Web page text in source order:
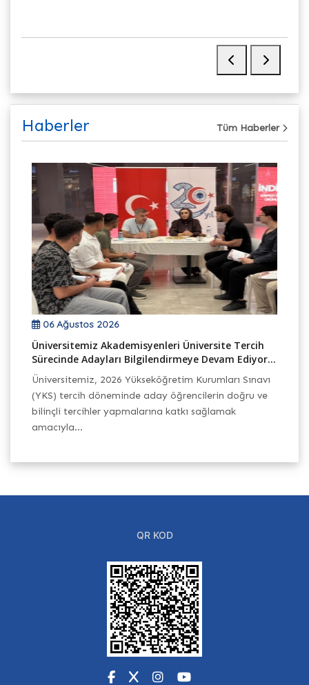
Haberler Tüm Haberler
06 Ağustos 2026
Üniversitemiz Akademisyenleri Üniversite Tercih
Sürecinde Adayları Bilgilendirmeye Devam Ediyor...
Üniversitemiz, 2026 Yükseköğretim Kurumları Sınavı
(YKS) tercih döneminde aday öğrencilerin doğru ve
bilinçli tercihler yapmalarına katkı sağlamak
amacıyla...
QR KOD
Facebook
X Instagram
YouTube